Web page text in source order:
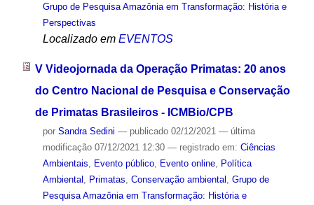
Grupo de Pesquisa Amazônia em Transformação: História e
Perspectivas
Localizado em EVENTOS
V Videojornada da Operação Primatas: 20 anos
do Centro Nacional de Pesquisa e Conservação
de Primatas Brasileiros - ICMBio/CPB
por Sandra Sedini — publicado02/12/2021 — última
modificação07/12/2021 12:30 — registrado em: Ciências
Ambientais
Evento público, Evento online, Política
Ambiental
Primatas Conservação ambiental Grupo de
Pesquisa Amazônia em Transformação: História e